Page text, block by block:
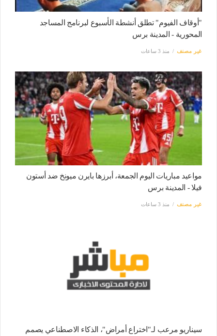
"أوقاف الفيوم" تطلق أنشطة الأسبوع لبرنامج المساجد
المحورية - المدينة برس
غير مصنف منذ 3 ساعات
مواعيد مباريات اليوم الجمعة، أبرزها بايرن ميونخ ضد أستون
فيلا - المدينة برس
غير مصنف منذ 3 ساعات
سيناريو مرعب لـ"اختراع أمراض"، الذكاء الاصطناعي يصمم